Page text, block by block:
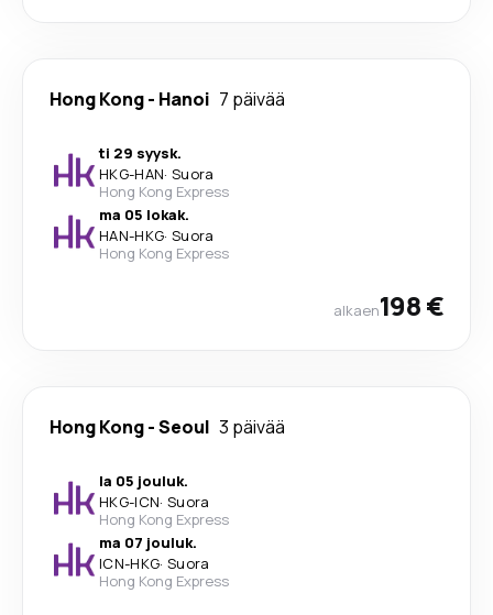
Hong Kong- Hanoi 7 päivää
ti 29 syysk.
HKG-HAN· Suora
Hong Kong Express
ma 05 lokak.
HAN-HKG· Suora
Hong Kong Express
alkaen198 €
Hong Kong-Seoul 3 päivää
la 05 jouluk.
HKG-ICN· Suora
Hong Kong Express
ma 07 jouluk.
ICN-HKG· Suora
Hong Kong Express